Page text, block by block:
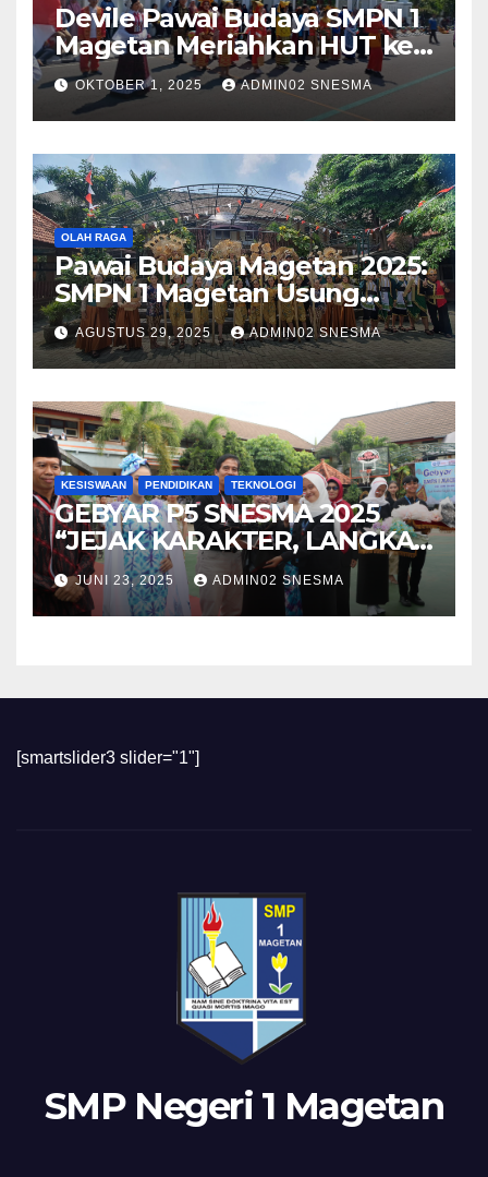
Devile Pawai Budaya SMPN 1
Magetan Meriahkan HUT ke-
79 dengan Tema Harmony in
Diversity
OKTOBER 1, 2025 ADMIN02 SNESMA
OLAH RAGA
Pawai Budaya Magetan 2025:
SMPN 1 Magetan Usung
Tema “Magetan Bambu
Kreatif Inovasi Heritage”
AGUSTUS 29, 2025 ADMIN02 SNESMA
KESISWAAN PENDIDIKAN TEKNOLOGI
GEBYAR P5 SNESMA 2025
“JEJAK KARAKTER, LANGKAH
MASA DEPAN”
JUNI 23, 2025 ADMIN02 SNESMA
[smartslider3 slider="1"]
SMP Negeri 1 Magetan